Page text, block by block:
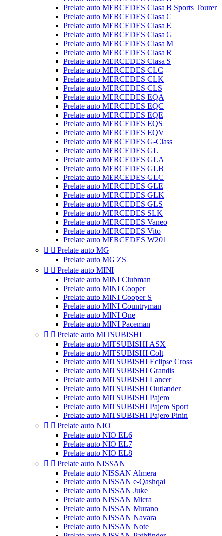
Prelate auto MERCEDES Clasa B Sports Tourer
Prelate auto MERCEDES Clasa C
Prelate auto MERCEDES Clasa E
Prelate auto MERCEDES Clasa G
Prelate auto MERCEDES Clasa M
Prelate auto MERCEDES Clasa R
Prelate auto MERCEDES Clasa S
Prelate auto MERCEDES CLC
Prelate auto MERCEDES CLK
Prelate auto MERCEDES CLS
Prelate auto MERCEDES EQA
Prelate auto MERCEDES EQC
Prelate auto MERCEDES EQE
Prelate auto MERCEDES EQS
Prelate auto MERCEDES EQV
Prelate auto MERCEDES G-Class
Prelate auto MERCEDES GL
Prelate auto MERCEDES GLA
Prelate auto MERCEDES GLB
Prelate auto MERCEDES GLC
Prelate auto MERCEDES GLE
Prelate auto MERCEDES GLK
Prelate auto MERCEDES GLS
Prelate auto MERCEDES SLK
Prelate auto MERCEDES Vaneo
Prelate auto MERCEDES Vito
Prelate auto MERCEDES W201
  Prelate auto MG
Prelate auto MG ZS
  Prelate auto MINI
Prelate auto MINI Clubman
Prelate auto MINI Cooper
Prelate auto MINI Cooper S
Prelate auto MINI Countryman
Prelate auto MINI One
Prelate auto MINI Paceman
  Prelate auto MITSUBISHI
Prelate auto MITSUBISHI ASX
Prelate auto MITSUBISHI Colt
Prelate auto MITSUBISHI Eclipse Cross
Prelate auto MITSUBISHI Grandis
Prelate auto MITSUBISHI Lancer
Prelate auto MITSUBISHI Outlander
Prelate auto MITSUBISHI Pajero
Prelate auto MITSUBISHI Pajero Sport
Prelate auto MITSUBISHI Pajero Pinin
  Prelate auto NIO
Prelate auto NIO EL6
Prelate auto NIO EL7
Prelate auto NIO EL8
  Prelate auto NISSAN
Prelate auto NISSAN Almera
Prelate auto NISSAN e-Qashqai
Prelate auto NISSAN Juke
Prelate auto NISSAN Micra
Prelate auto NISSAN Murano
Prelate auto NISSAN Navara
Prelate auto NISSAN Note